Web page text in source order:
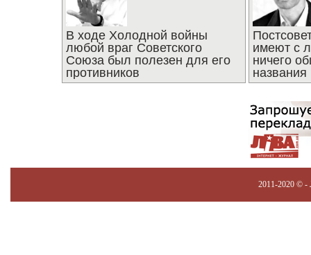
В ходе Холодной войны
любой враг Советского
Союза был полезен для его
противников
имеют с
ничего
названия
2011-2020 © -